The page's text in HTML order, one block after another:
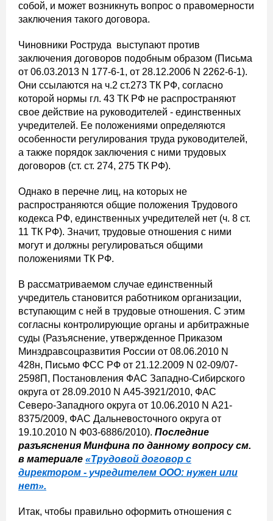
собой, и может возникнуть вопрос о правомерности
заключения такого договора.
Чиновники Роструда выступают против
заключения договоров подобным образом (Письма
от 06.03.2013 N 177-6-1, от 28.12.2006 N 2262-6-1).
Они ссылаются на ч.2 ст.273 ТК РФ, согласно
которой нормы гл. 43 ТК РФ не распространяют
свое действие на руководителей - единственных
учредителей. Ее положениями определяются
особенности регулирования труда руководителей,
а также порядок заключения с ними трудовых
договоров (ст. ст. 274, 275 ТК РФ).
Однако в перечне лиц, на которых не
распространяются общие положения Трудового
кодекса РФ, единственных учредителей нет (ч. 8 ст.
11 ТК РФ). Значит, трудовые отношения с ними
могут и должны регулироваться общими
положениями ТК РФ.
В рассматриваемом случае единственный
учредитель становится работником организации,
вступающим с ней в трудовые отношения. С этим
согласны контролирующие органы и арбитражные
суды (Разъяснение, утвержденное Приказом
Минздравсоцразвития России от 08.06.2010 N
428н, Письмо ФСС РФ от 21.12.2009 N 02-09/07-
2598П, Постановления ФАС Западно-Сибирского
округа от 28.09.2010 N А45-3921/2010, ФАС
Северо-Западного округа от 10.06.2010 N А21-
8375/2009, ФАС Дальневосточного округа от
19.10.2010 N Ф03-6886/2010). Последние
разъяснения Минфина по данному вопросу см.
в материале «Трудовой договор с
директором - учредителем ООО: нужен или
нет».
Итак, чтобы правильно оформить отношения с